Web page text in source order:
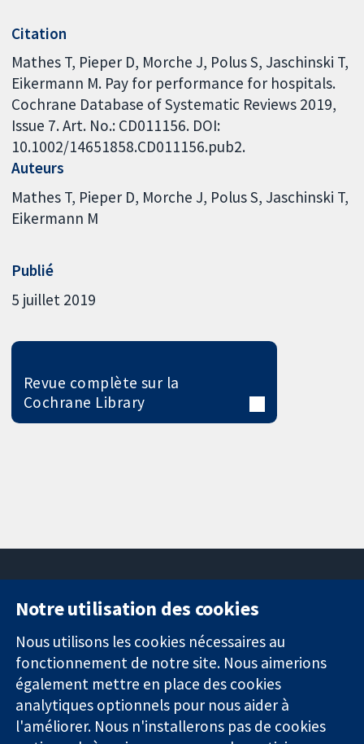
Citation
Mathes T, Pieper D, Morche J, Polus S, Jaschinski T,
Eikermann M. Pay for performance for hospitals.
Cochrane Database of Systematic Reviews 2019,
Issue 7. Art. No.: CD011156. DOI:
10.1002/14651858.CD011156.pub2.
Auteurs
Mathes T Pieper D Morche J Polus S Jaschinski T
Eikermann M
Publié
5 juillet 2019
Revue complète sur la
Cochrane Library
Des données
probantes.
Des décisions
éclairées.
Une meilleure
11-13 Cavendish
Square
Londres
W1G0AN
Royaume-Uni
nous
Actualités
Service de
presse
Qui sommes-
nous
Notre utilisation des cookies
Nous utilisons les cookies nécessaires au
fonctionnement de notre site. Nous aimerions
également mettre en place des cookies
analytiques optionnels pour nous aider à
l'améliorer. Nous n'installerons pas de cookies